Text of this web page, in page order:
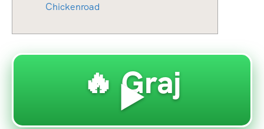
Chickenroad
🔥 Graj
▶️